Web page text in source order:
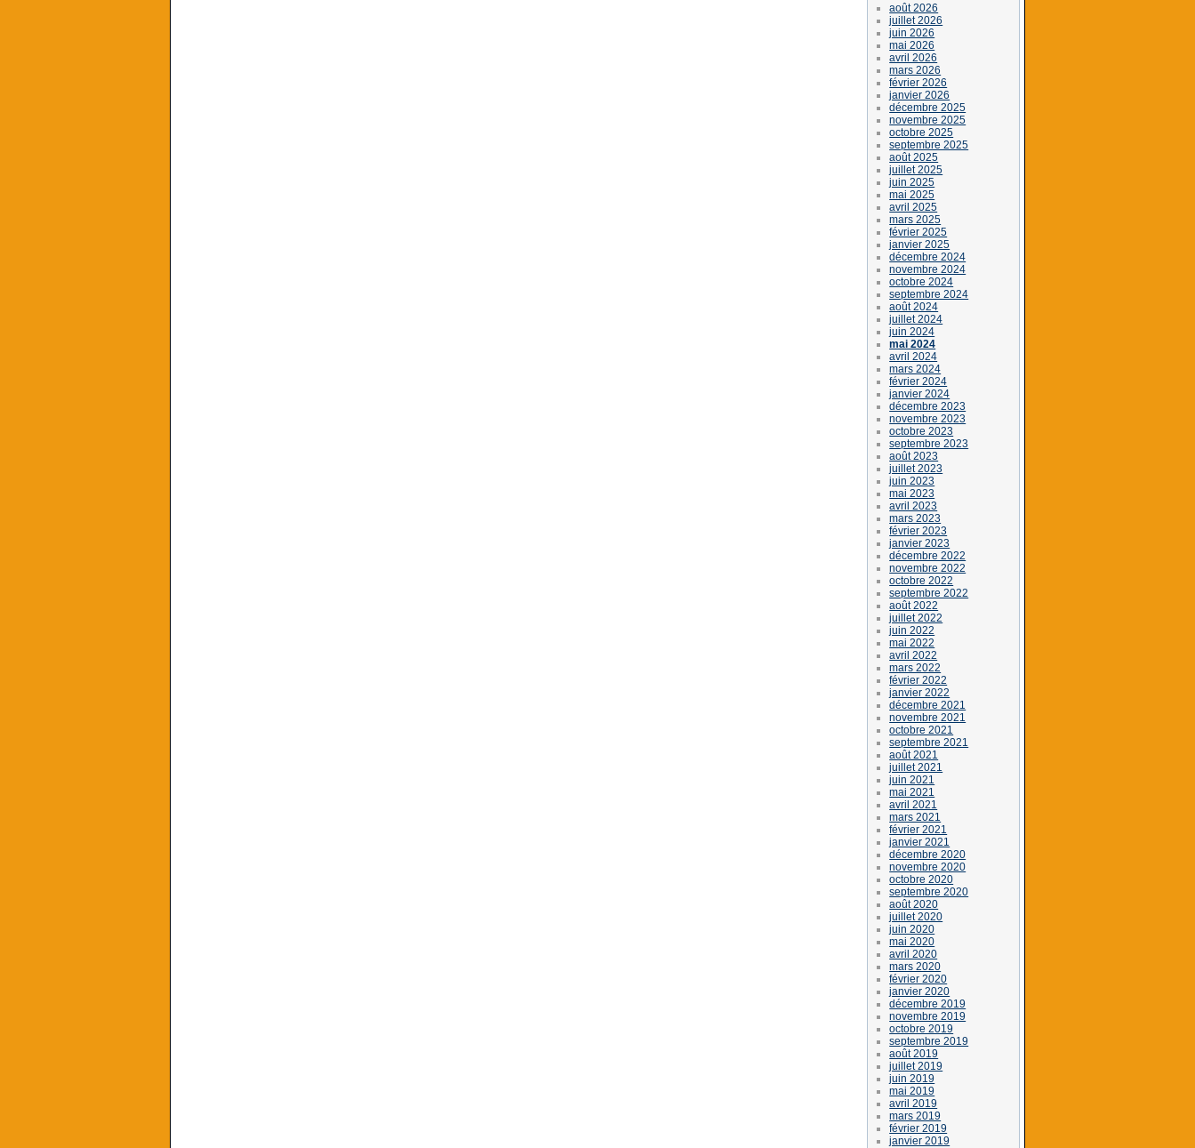
août 2026
juillet 2026
juin 2026
mai 2026
avril 2026
mars 2026
février 2026
janvier 2026
décembre 2025
novembre 2025
octobre 2025
septembre 2025
août 2025
juillet 2025
juin 2025
mai 2025
avril 2025
mars 2025
février 2025
janvier 2025
décembre 2024
novembre 2024
octobre 2024
septembre 2024
août 2024
juillet 2024
juin 2024
mai 2024
avril 2024
mars 2024
février 2024
janvier 2024
décembre 2023
novembre 2023
octobre 2023
septembre 2023
août 2023
juillet 2023
juin 2023
mai 2023
avril 2023
mars 2023
février 2023
janvier 2023
décembre 2022
novembre 2022
octobre 2022
septembre 2022
août 2022
juillet 2022
juin 2022
mai 2022
avril 2022
mars 2022
février 2022
janvier 2022
décembre 2021
novembre 2021
octobre 2021
septembre 2021
août 2021
juillet 2021
juin 2021
mai 2021
avril 2021
mars 2021
février 2021
janvier 2021
décembre 2020
novembre 2020
octobre 2020
septembre 2020
août 2020
juillet 2020
juin 2020
mai 2020
avril 2020
mars 2020
février 2020
janvier 2020
décembre 2019
novembre 2019
octobre 2019
septembre 2019
août 2019
juillet 2019
juin 2019
mai 2019
avril 2019
mars 2019
février 2019
janvier 2019